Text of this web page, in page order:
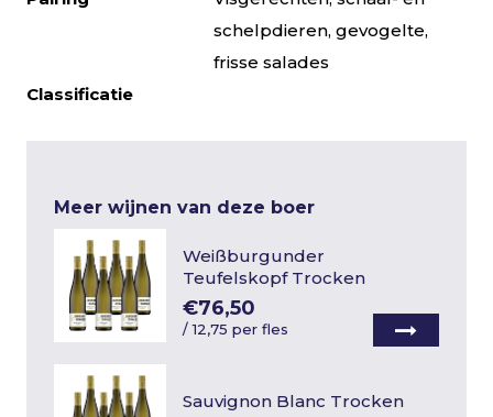
schelpdieren, gevogelte,
frisse salades
Classificatie
Meer wijnen van deze boer
Weißburgunder
Teufelskopf Trocken
€76,50
/12,75 per fles
Sauvignon Blanc Trocken